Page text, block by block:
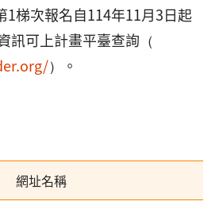
1梯次報名自114年11月3日起
訊可上計畫平臺查詢（
）。
網址名稱